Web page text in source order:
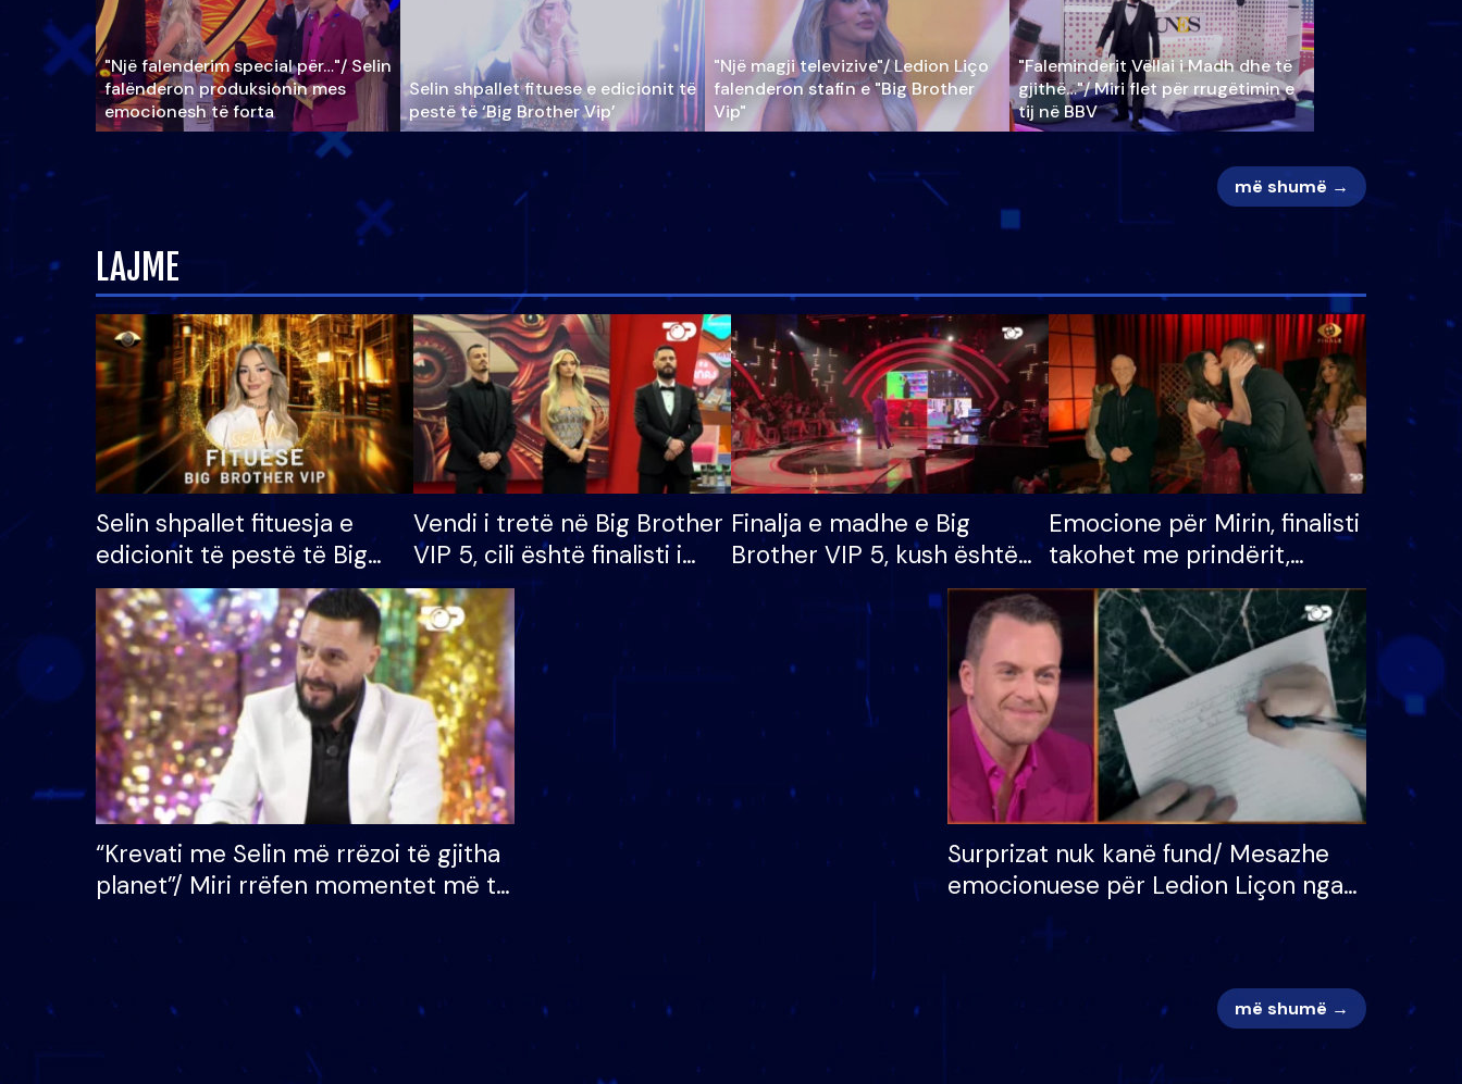
"Një falenderim special për…"/ Selin
falënderon produksionin mes
emocionesh të forta
Selin shpallet fituese e edicionit të
pestë të ‘Big Brother Vip’
"Një magji televizive"/ Ledion Liço
falenderon stafin e "Big Brother
Vip"
"Faleminderit Vëllai i Madh dhe të
gjithë…"/ Miri flet për rrugëtimin e
tij në BBV
më shumë →
LAJME
Selin shpallet fituesja e
edicionit të pestë të Big
Brother VIP, rrëmben
çmimin e madh prej 100
mijë eurosh
Vendi i tretë në Big Brother
VIP 5, cili është finalisti i
radhës që lë shtëpinë
Finalja e madhe e Big
Brother VIP 5, kush është
banori i parë që lë shtëpinë
dhe humb mundësinë për
të fituar çmimin e madh
Emocione për Mirin, finalisti
takohet me prindërit,
vajzën dhe bashkëshorten:
S’kemi ndonjë letër divorci
apo jo?
“Krevati me Selin më rrëzoi të gjitha
planet”/ Miri rrëfen momentet më të
mungojë zilja e mëngjesit kur…
Surprizat nuk kanë fund/ Mesazhe
emocionuese për Ledion Liçon nga
më shumë →